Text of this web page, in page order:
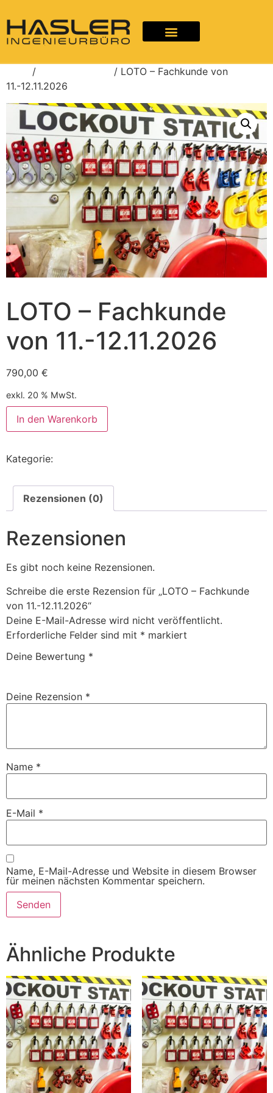
/
/ LOTO – Fachkunde von
11.-12.11.2026
LOTO – Fachkunde
von 11.-12.11.2026
790,00 €
exkl. 20 % MwSt.
In den Warenkorb
Kategorie:
Rezensionen (0)
Rezensionen
Es gibt noch keine Rezensionen.
Schreibe die erste Rezension für „LOTO – Fachkunde
von 11.-12.11.2026“
Deine E-Mail-Adresse wird nicht veröffentlicht.
Erforderliche Felder sind mit * markiert
Deine Bewertung *
Deine Rezension *
Name *
E-Mail *
Name, E-Mail-Adresse und Website in diesem Browser
für meinen nächsten Kommentar speichern.
Ähnliche Produkte